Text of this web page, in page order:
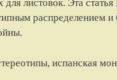
листовок. Эта статья
распределением и
испанская